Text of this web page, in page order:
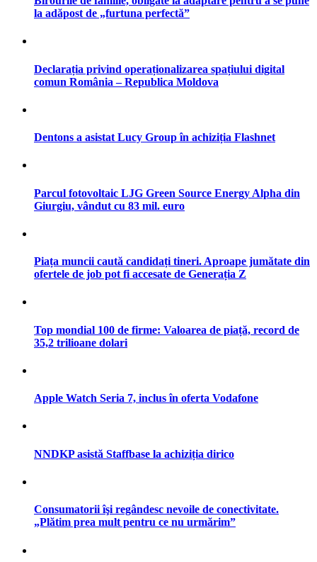
la adăpost de „furtuna perfectă”
Declarația privind operaționalizarea spațiului digital
comun România – Republica Moldova
Dentons a asistat Lucy Group în achiziția Flashnet
Parcul fotovoltaic LJG Green Source Energy Alpha din
Giurgiu, vândut cu 83 mil. euro
Piața muncii caută candidați tineri. Aproape jumătate din
ofertele de job pot fi accesate de Generația Z
Top mondial 100 de firme: Valoarea de piață, record de
35,2 trilioane dolari
Apple Watch Seria 7, inclus în oferta Vodafone
NNDKP asistă Staffbase la achiziția dirico
Consumatorii îşi regândesc nevoile de conectivitate.
„Plătim prea mult pentru ce nu urmărim”